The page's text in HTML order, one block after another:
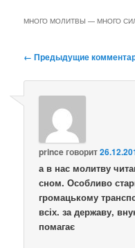
МНОГО МОЛИТВЫ — МНОГО
Навигация
комментариям
← Предыдущие
prince говорит
а в нас молитву
сном. Особливо
громацькому
всіх. за державу,
помагає